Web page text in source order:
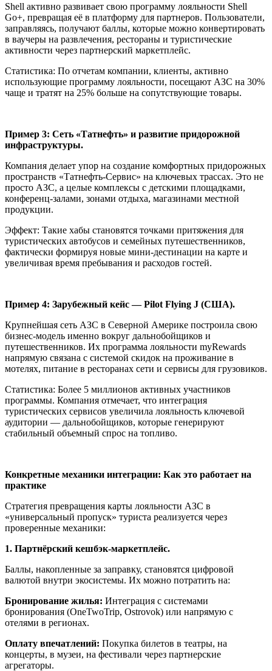
Shell активно развивает свою программу лояльности Shell
Go+, превращая её в платформу для партнеров. Пользователи,
заправляясь, получают баллы, которые можно конвертировать
в ваучеры на развлечения, рестораны и туристические
активности через партнерский маркетплейс.
Статистика: По отчетам компании, клиенты, активно
использующие программу лояльности, посещают АЗС на 30%
чаще и тратят на 25% больше на сопутствующие товары.
Пример 3: Сеть «Татнефть» и развитие придорожной
инфраструктуры.
Компания делает упор на создание комфортных придорожных
пространств «Татнефть-Сервис» на ключевых трассах. Это не
просто АЗС, а целые комплексы с детскими площадками,
конференц-залами, зонами отдыха, магазинами местной
продукции.
Эффект: Такие хабы становятся точками притяжения для
туристических автобусов и семейных путешественников,
фактически формируя новые мини-дестинации на карте и
увеличивая время пребывания и расходов гостей.
Пример 4: Зарубежный кейс — Pilot Flying J (США).
Крупнейшая сеть АЗС в Северной Америке построила свою
бизнес-модель именно вокруг дальнобойщиков и
путешественников. Их программа лояльности myRewards
напрямую связана с системой скидок на проживание в
мотелях, питание в ресторанах сети и сервисы для грузовиков.
Статистика: Более 5 миллионов активных участников
программы. Компания отмечает, что интеграция
туристических сервисов увеличила лояльность ключевой
аудитории — дальнобойщиков, которые генерируют
стабильный объемный спрос на топливо.
Конкретные механики интеграции: Как это работает на
практике
Стратегия превращения карты лояльности АЗС в
«универсальный пропуск» туриста реализуется через
проверенные механики:
1. Партнёрский кешбэк-маркетплейс.
Баллы, накопленные за заправку, становятся цифровой
валютой внутри экосистемы. Их можно потратить на:
Бронирование жилья: Интеграция с системами
бронирования (OneTwoTrip, Ostrovok) или напрямую с
отелями в регионах.
Оплату впечатлений: Покупка билетов в театры, на
концерты, в музеи, на фестивали через партнерские
агрегаторы.